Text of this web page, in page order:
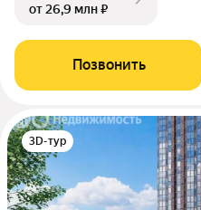
от 26,9 млн ₽
Позвонить
3D-тур